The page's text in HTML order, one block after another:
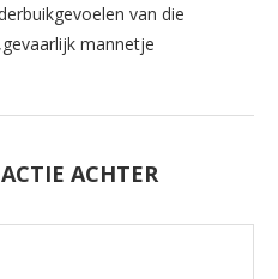
van die
mannetje
ACHTER